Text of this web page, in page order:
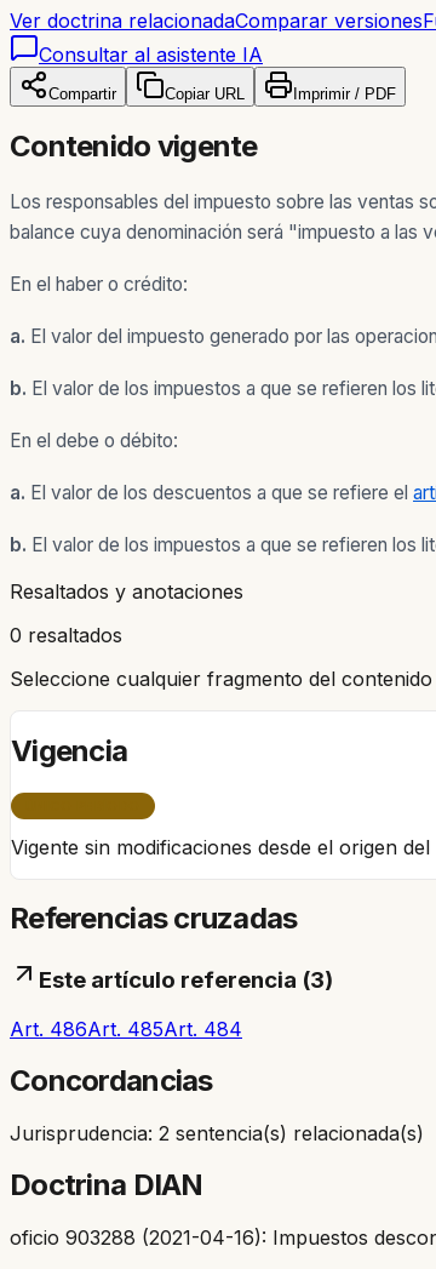
Ver doctrina relacionadaComparar versiones
Consultar al asistente IA
Compartir Copiar URL Imprimir / PDF
Contenido vigente
Los responsables del impuesto sobre las ventas
balance cuya denominación será "impuesto a las
En el haber o crédito:
a. El valor del impuesto generado por las
b. El valor de los impuestos a que se refieren los
En el debe o débito:
a. El valor de los descuentos a que se refiere el
b. El valor de los impuestos a que se refieren los
Resaltados y anotaciones
0 resaltados
Seleccione cualquier fragmento del
Vigencia
Vigente sin modificaciones desde el origen
Referencias cruzadas
Este artículo referencia (3)
Art. 486Art. 485Art. 484
Concordancias
Jurisprudencia: 2 sentencia(s) relacionada(s)
Doctrina DIAN
oficio 903288 (2021-04-16): Impuestos